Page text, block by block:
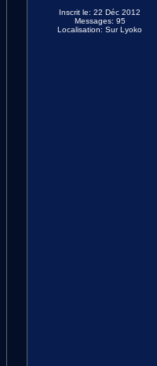
Inscrit le: 22 Déc 2012
Messages: 95
Localisation: Sur Lyoko